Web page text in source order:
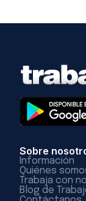
Sobre
Información
Quiénes
Trabaja con
Blog de